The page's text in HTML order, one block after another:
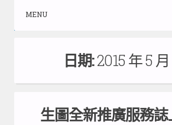
MENU
日期:2015 年 5 月
生圖全新推廣服務